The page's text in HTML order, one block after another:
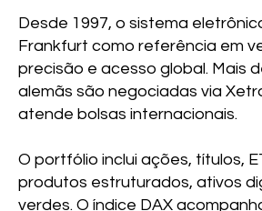
Desde 1997, o sistema
Frankfurt como referência em
precisão e acesso global. Mais
alemãs são negociadas via
atende bolsas internacionais.
O portfólio inclui ações, títulos,
produtos estruturados, ativos
verdes. O índice DAX